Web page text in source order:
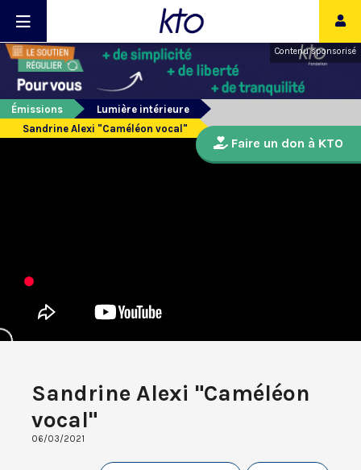
Contenu sponsorisé
Émissions
Lumière intérieure
Sandrine Alexi "Caméléon vocal"
Sandrine Alexi "Caméléon
vocal"
06/03/2021
Faire un don à KTO